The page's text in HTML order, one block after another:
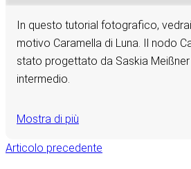
In questo tutorial fotografico,
motivo Caramella di Luna. Il nodo
stato progettato da Saskia
intermedio.
Mostra di più
Articolo precedente